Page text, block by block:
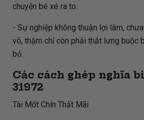
chuyện bé xé ra to.
- Sự nghiệp không thuận lợi lắm,
võ, thậm chỉ còn phải thắt lưng buộc
bỏ.
Các cách ghép nghĩa
31972
Tài Mốt Chín Thất Mãi